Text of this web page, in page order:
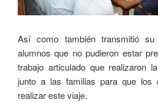
Así como también transmitió
alumnos que no pudieron estar
trabajo articulado que realizaron
junto a las familias para que los
realizar este viaje.